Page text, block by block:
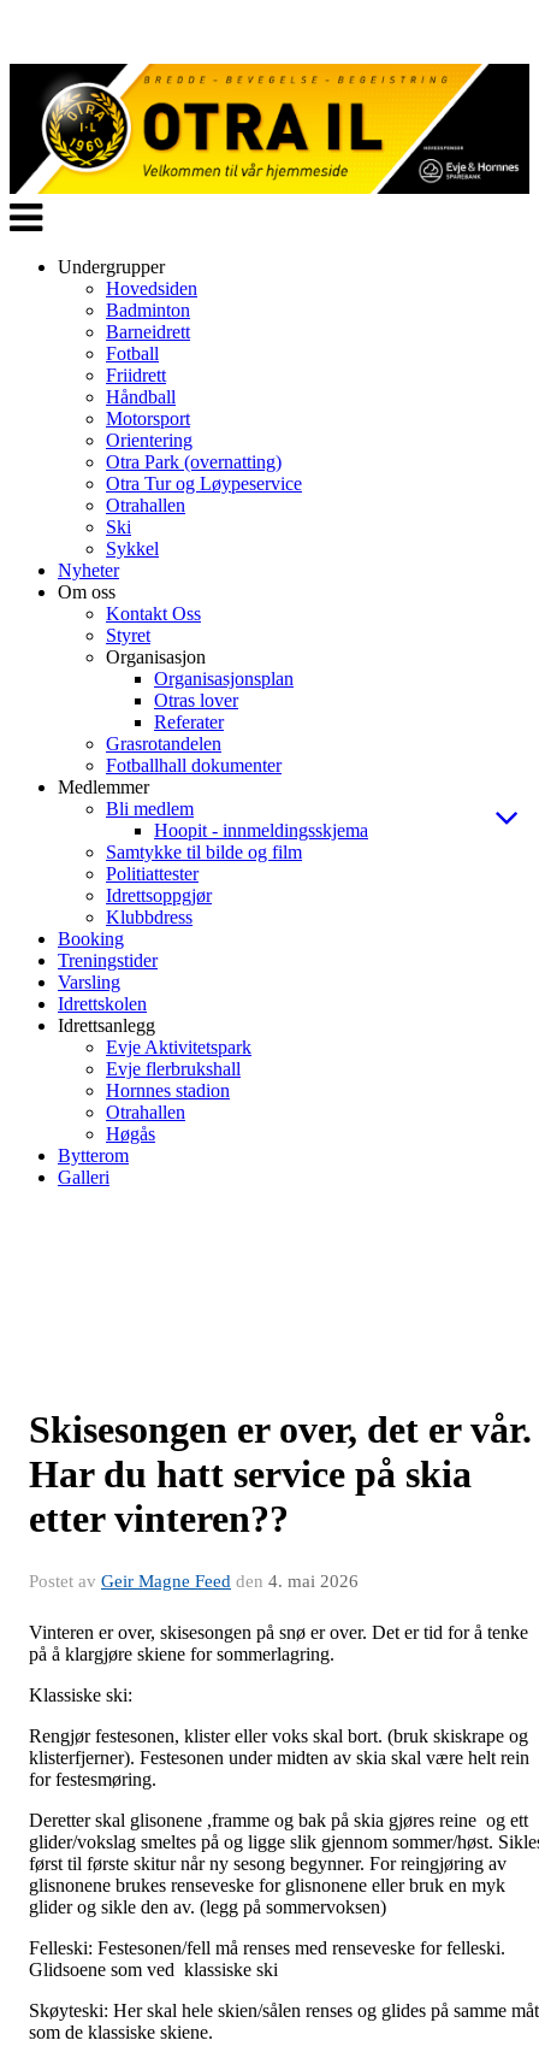
Veksle
navigasjon
Undergrupper
Hovedsiden
Badminton
Barneidrett
Fotball
Friidrett
Håndball
Motorsport
Orientering
Otra Park (overnatting)
Otra Tur og Løypeservice
Otrahallen
Ski
Sykkel
Nyheter
Om oss
Kontakt Oss
Styret
Organisasjon
Organisasjonsplan
Otras lover
Referater
Grasrotandelen
Fotballhall dokumenter
Medlemmer
Bli medlem
Hoopit - innmeldingsskjema
Samtykke til bilde og film
Politiattester
Idrettsoppgjør
Klubbdress
Booking
Treningstider
Varsling
Idrettskolen
Idrettsanlegg
Evje Aktivitetspark
Evje flerbrukshall
Hornnes stadion
Otrahallen
Høgås
Bytterom
Galleri
Skisesongen er over, det er vår.
Har du hatt service på skia
etter vinteren??
Postet av Geir Magne Feed den 4. mai 2026
Vinteren er over, skisesongen på snø er over. Det er tid for å tenke
på å klargjøre skiene for sommerlagring.
Klassiske ski:
Rengjør festesonen, klister eller voks skal bort. (bruk skiskrape og
klisterfjerner). Festesonen under midten av skia skal være helt rein
for festesmøring.
Deretter skal glisonene ,framme og bak på skia gjøres reine og ett
glider/vokslag smeltes på og ligge slik gjennom sommer/høst.
først til første skitur når ny sesong begynner. For reingjøring av
glisnonene brukes renseveske for glisnonene eller bruk en myk
glider og sikle den av. (legg på sommervoksen)
Felleski: Festesonen/fell må renses med renseveske for felleski.
Glidsoene som ved klassiske ski
Skøyteski: Her skal hele skien/sålen renses og glides på samme
som de klassiske skiene.